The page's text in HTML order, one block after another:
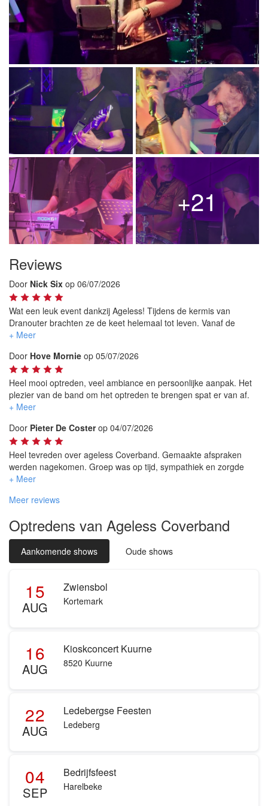
+21
Reviews
Door Nick Six op 06/07/2026
Wat een leuk event dankzij Ageless! Tijdens de kermis van
Dranouter brachten ze de keet helemaal tot leven. Vanaf de
eerste noot zat de sfeer er meteen in en wisten ze het publiek
Niet alleen muzikaal waren ze ijzersterk, ook de interactie met de
bezoekers én de organisatie was fantastisch. Ze voelden perfect
aan wat het publiek wilde en zorgden ervoor dat jong en oud
volop konden meezingen en genieten.
Een geweldige mix van zalige muziek, bekende meezingers en
bakken energie maakte van hun optreden een onvergetelijke
ervaring. Wie op zoek is naar een coverband die gegarandeerd
sfeer brengt, hoeft niet verder te zoeken.
avond!
Door Hove Mornie op 05/07/2026
Heel mooi optreden, veel ambiance en persoonlijke aanpak. Het
plezier van de band om het optreden te brengen spat er van af.
iedereen dik tevreden. Bedankt
Door Pieter De Costerop 04/07/2026
Heel tevreden over ageless Coverband. Gemaakte afspraken
werden nagekomen. Groep was op tijd, sympathiek en zorgde
voor veel sfeer op onze markt ondanks het warme weer.
voor op elk event!
Meer reviews
Optredens van Ageless Coverband
Aankomende shows Oude shows
15
AUG
Zwiensbol
Kortemark
16
AUG
Kioskconcert Kuurne
8520 Kuurne
22
AUG
Ledebergse Feesten
Ledeberg
04
SEP
Bedrijfsfeest
Harelbeke